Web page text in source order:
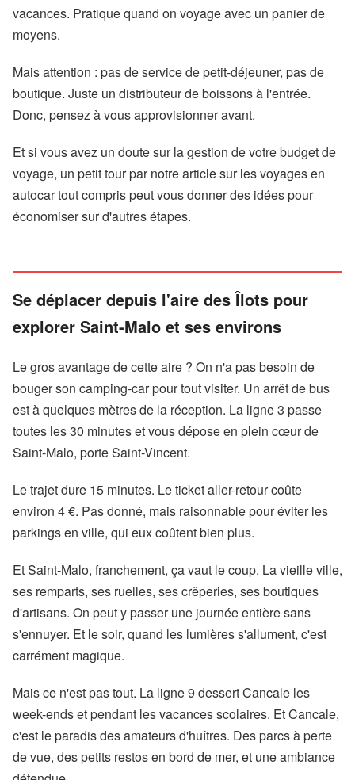
vacances. Pratique quand on voyage avec un panier de
moyens.
Mais attention : pas de service de petit-déjeuner, pas de
boutique. Juste un distributeur de boissons à l'entrée.
Donc, pensez à vous approvisionner avant.
Et si vous avez un doute sur la gestion de votre budget de
voyage, un petit tour par notre article sur les voyages en
autocar tout compris peut vous donner des idées pour
économiser sur d'autres étapes.
Se déplacer depuis l'aire des Îlots pour
explorer Saint-Malo et ses environs
Le gros avantage de cette aire ? On n'a pas besoin de
bouger son camping-car pour tout visiter. Un arrêt de bus
est à quelques mètres de la réception. La ligne 3 passe
toutes les 30 minutes et vous dépose en plein cœur de
Saint-Malo, porte Saint-Vincent.
Le trajet dure 15 minutes. Le ticket aller-retour coûte
environ 4 €. Pas donné, mais raisonnable pour éviter les
parkings en ville, qui eux coûtent bien plus.
Et Saint-Malo, franchement, ça vaut le coup. La vieille ville,
ses remparts, ses ruelles, ses crêperies, ses boutiques
d'artisans. On peut y passer une journée entière sans
s'ennuyer. Et le soir, quand les lumières s'allument, c'est
carrément magique.
Mais ce n'est pas tout. La ligne 9 dessert Cancale les
week-ends et pendant les vacances scolaires. Et Cancale,
c'est le paradis des amateurs d'huîtres. Des parcs à perte
de vue, des petits restos en bord de mer, et une ambiance